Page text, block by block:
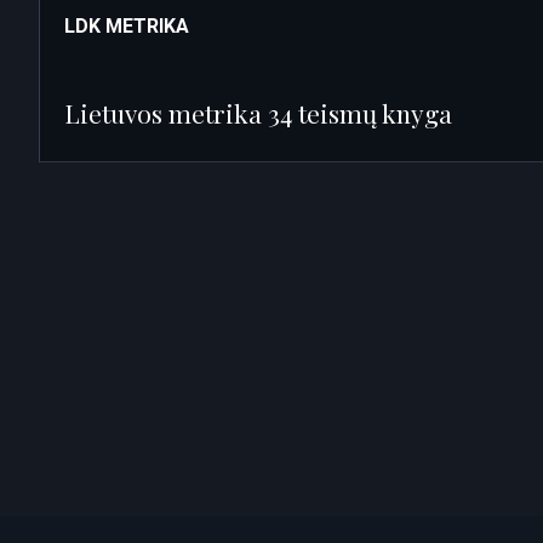
LDK METRIKA
Lietuvos metrika 34 teismų knyga